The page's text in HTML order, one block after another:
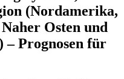
(Nordamerika,
Osten und
Prognosen für